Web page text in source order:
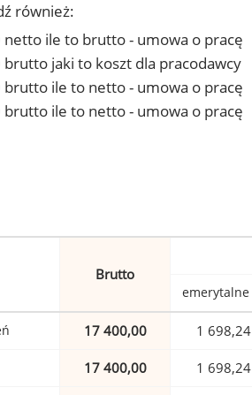
również:
netto ile to brutto - umowa o pracę
brutto jaki to koszt dla pracodawcy
brutto ile to netto - umowa o pracę
brutto ile to netto - umowa o pracę
Brutto
emerytalne
17 400,00 1 698,24
17 400,00 1 698,24